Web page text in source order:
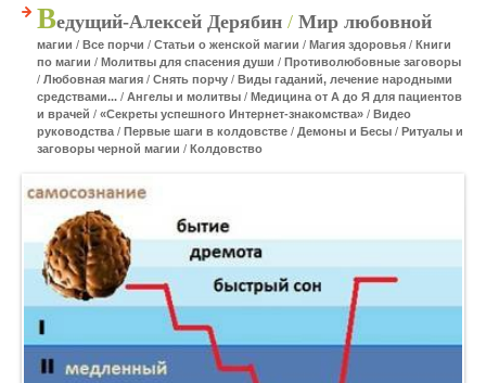
Ведущий-Алексей Дерябин / Мир любовной
магии / Все порчи / Статьи о женской магии / Магия здоровья / Книги
по магии / Молитвы для спасения души / Противолюбовные заговоры
/ Любовная магия / Снять порчу / Виды гаданий, лечение народными
средствами... / Ангелы и молитвы / Медицина от А до Я для пациентов
и врачей / «Секреты успешного Интернет-знакомства» / Видео
руководства / Первые шаги в колдовстве / Демоны и Бесы / Ритуалы и
заговоры черной магии / Колдовство